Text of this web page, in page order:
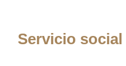
Servicio social